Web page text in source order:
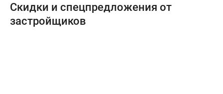
Скидки и спецпредложения от
застройщиков